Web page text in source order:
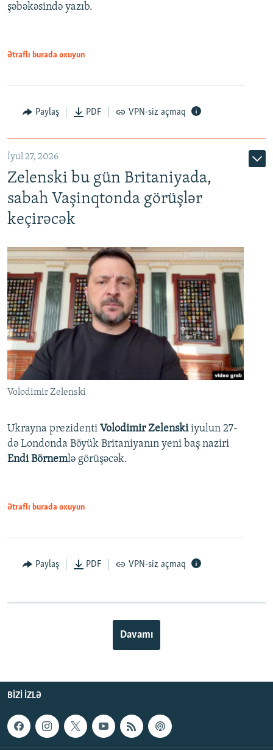
şəbəkəsində yazıb.
Ətraflı burada oxuyun
Paylaş PDF VPN-siz açmaq
İyul 27, 2026
Zelenski bu gün Britaniyada,
sabah Vaşinqtonda görüşlər
keçirəcək
Volodimir Zelenski
Ukrayna prezidenti Volodimir Zelenskiiyulun 27-
də Londonda Böyük Britaniyanın yeni baş naziri
Endi Börnemlə görüşəcək.
Ətraflı burada oxuyun
Paylaş PDF VPN-siz açmaq
Davamı
BIZI IZLƏ